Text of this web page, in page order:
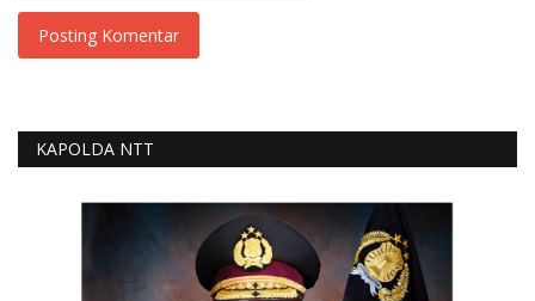
Posting Komentar
KAPOLDA NTT